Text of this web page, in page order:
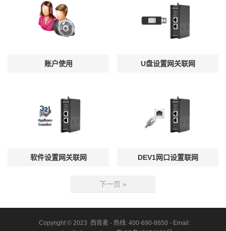
账户使用 U盘设置网关联网
软件设置网关联网 DEV1网口设置联网
下一页 »
Copyright © 2023 西肯麦 - 热线: 400-690-8650 - Email: